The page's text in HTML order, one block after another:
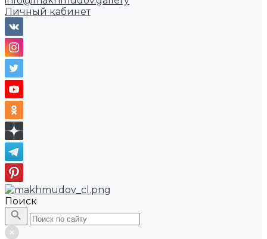
Личный кабинет
Поиск